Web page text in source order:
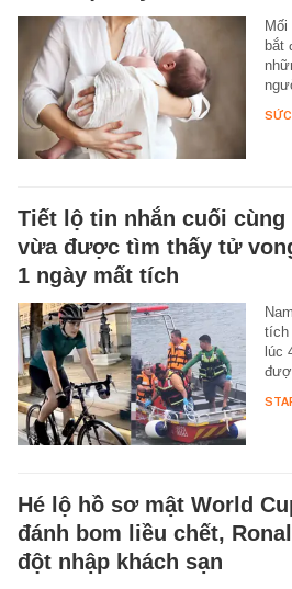
bắt
SỨC
Tiết lộ tin nhắn cuối cùng
vừa được tìm thấy tử
1 ngày mất tích
tích
lúc
Hé lộ hồ sơ mật World
đánh bom liều chết,
đột nhập khách sạn